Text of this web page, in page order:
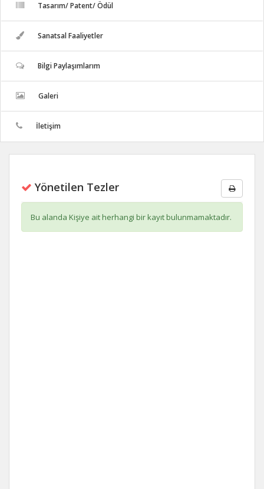
Tasarım/ Patent/ Ödül
Sanatsal Faaliyetler
Bilgi Paylaşımlarım
Galeri
İletişim
Yönetilen Tezler
Bu alanda Kişiye ait herhangi bir kayıt bulunmamaktadır.